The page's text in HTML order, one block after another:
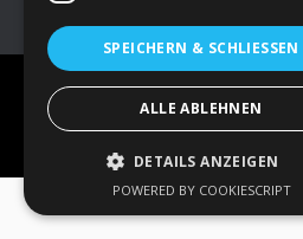
COPYRIGHT © 2026 ·
FRAMEWORK·
SPEICHERN & SCHLIESSEN
ALLE ABLEHNEN
DETAILS ANZEIGEN
POWERED BY COOKIESCRIPT